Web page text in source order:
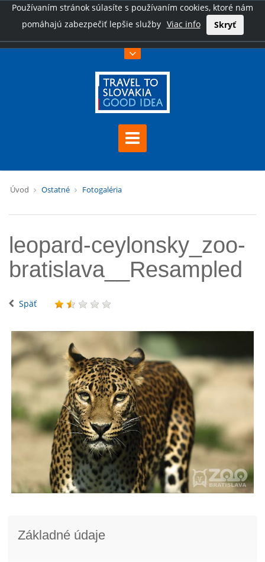
Používaním stránok súlasíte s používaním cookies, ktoré nám
pomáhajú zabezpečiť lepšie služby Viac info Skryť
Úvod Ostatné Fotogaléria
leopard-ceylonsky_zoo-
bratislava__Resampled
Späť
Základné údaje